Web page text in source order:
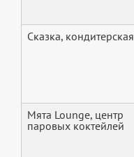
Сказка, кондитерская
Мята Lounge, центр
паровых коктейлей